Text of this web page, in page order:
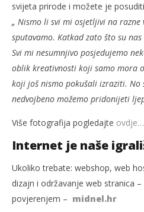
svijeta prirode i možete je
„ Nismo li svi mi osjetljivi na razne
sputavamo. Katkad zato što su
Svi mi nesumnjivo posjedujemo
oblik kreativnosti koji samo mora
koji još nismo pokušali izraziti. No
nedvojbeno možemo pridonijeti
Više fotografija pogledajte ovdje…
Internet je naše
Ukoliko trebate: webshop, web
dizajn i održavanje web stranica
povjerenjem – midnel.hr